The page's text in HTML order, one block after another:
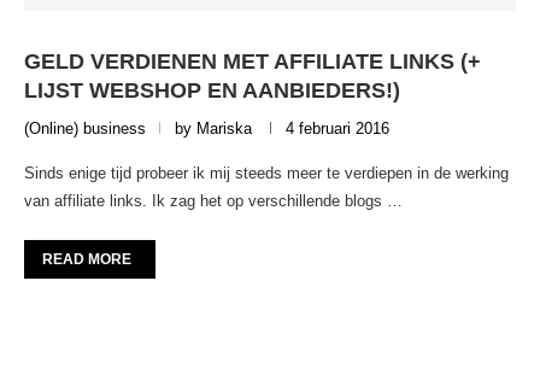
GELD VERDIENEN MET AFFILIATE LINKS (+
LIJST WEBSHOP EN AANBIEDERS!)
(Online) business by Mariska 4 februari 2016
Sinds enige tijd probeer ik mij steeds meer te verdiepen in de werking
van affiliate links. Ik zag het op verschillende blogs …
READ MORE